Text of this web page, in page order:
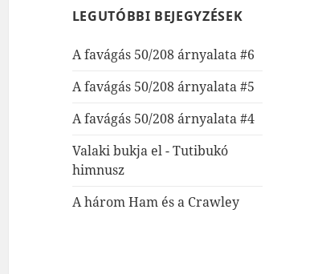
LEGUTÓBBI BEJEGYZÉSEK
A favágás 50/208 árnyalata #6
A favágás 50/208 árnyalata #5
A favágás 50/208 árnyalata #4
Valaki bukja el - Tutibukó
himnusz
A három Ham és a Crawley